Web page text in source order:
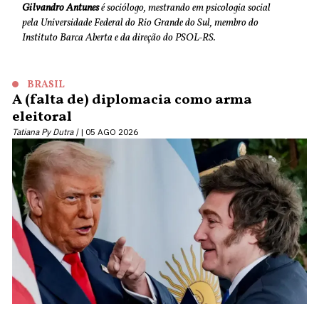
Gilvandro Antunesé sociólogo, mestrando em psicologia social
pela Universidade Federal do Rio Grande do Sul, membro do
Instituto Barca Aberta e da direção do PSOL-RS.
BRASIL
A (falta de) diplomacia como arma
eleitoral
Tatiana Py Dutra | 05 AGO 2026